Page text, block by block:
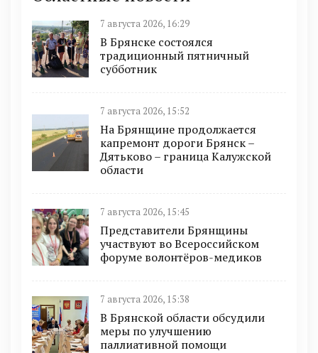
7 августа 2026, 16:29
В Брянске состоялся
традиционный пятничный
субботник
7 августа 2026, 15:52
На Брянщине продолжается
капремонт дороги Брянск –
Дятьково – граница Калужской
области
7 августа 2026, 15:45
Представители Брянщины
участвуют во Всероссийском
форуме волонтёров-медиков
7 августа 2026, 15:38
В Брянской области обсудили
меры по улучшению
паллиативной помощи